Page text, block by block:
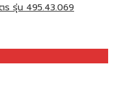
ร รุ่น 495.43.069